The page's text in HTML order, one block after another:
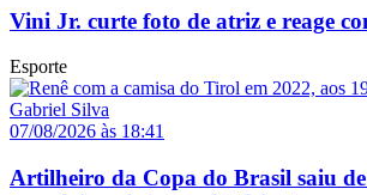
Vini Jr. curte foto de atriz e reage
Esporte
07/08/2026 às 18:41
Artilheiro da Copa do Brasil saiu